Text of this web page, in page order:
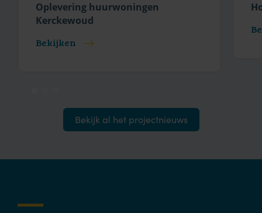
Oplevering huurwoningen
Kerckewoud
Bekijken
Bekijk al het projectnieuws